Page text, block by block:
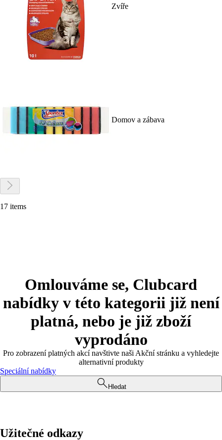
Zvíře
Domov a zábava
17 items
Omlouváme se, Clubcard
nabídky v této kategorii již není
platná, nebo je již zboží
vyprodáno
Pro zobrazení platných akcí navštivte naši Akční stránku a vyhledejte
alternativní produkty
Speciální nabídky
Hledat
Užitečné odkazy